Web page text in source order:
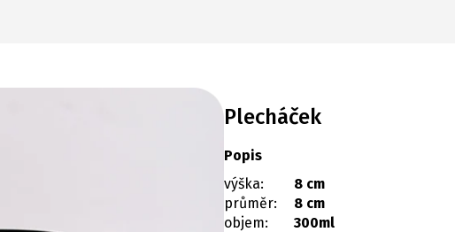
Plecháček
Popis
výška:
8 cm
průměr:
8 cm
objem:
300ml